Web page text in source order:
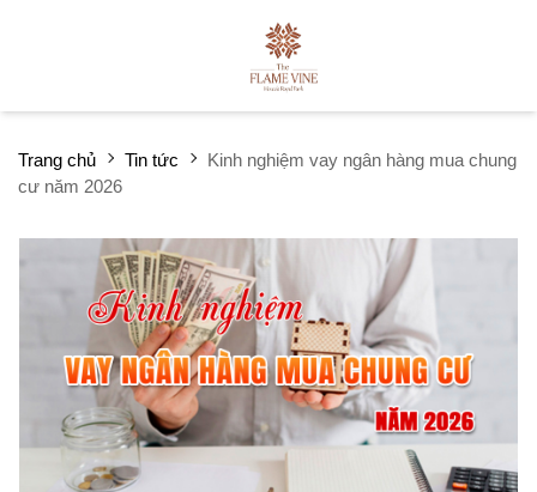
Trang chủ Tin tức
Kinh nghiệm vay ngân hàng mua chung
cư năm 2026